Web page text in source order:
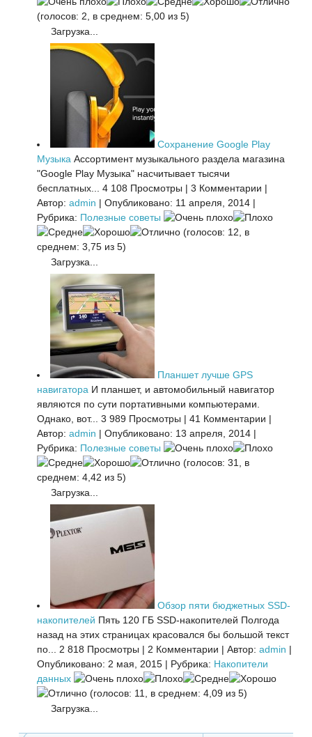
(голосов: 2, в среднем: 5,00 из 5)
Загрузка...
Сохранение Google Play
Музыка Ассортимент музыкального раздела магазина
"Google Play Музыка" насчитывает тысячи
бесплатных...
4 108 Просмотры | 3 Комментарии |
Автор: admin | Опубликовано: 11 апреля, 2014 |
Рубрика: Полезные советы
(голосов: 12, в
среднем: 3,75 из 5)
Загрузка...
Планшет лучше GPS
навигатора И планшет, и автомобильный навигатор
являются по сути портативными компьютерами.
Однако, вот...
3 989 Просмотры | 41 Комментарии |
Автор: admin | Опубликовано: 13 апреля, 2014 |
Рубрика: Полезные советы
(голосов: 31, в
среднем: 4,42 из 5)
Загрузка...
Обзор пяти бюджетных SSD-
накопителей Пять 120 ГБ SSD-накопителей Полгода
назад на этих страницах красовался бы большой текст
по...
2 818 Просмотры | 2 Комментарии | Автор: admin |
Опубликовано: 2 мая, 2015 | Рубрика: Накопители
данных
(голосов: 11, в среднем: 4,09 из 5)
Загрузка...